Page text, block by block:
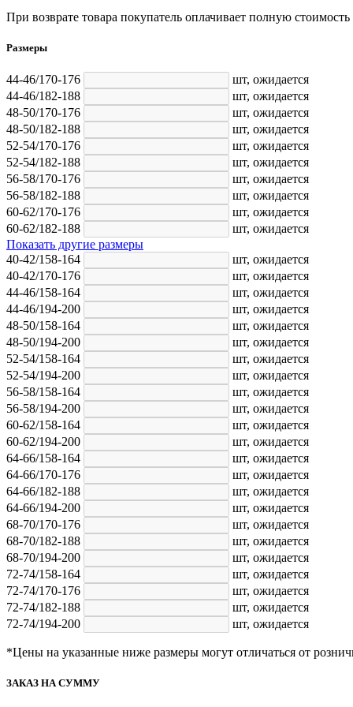
При возврате товара покупатель оплачивает полную
Размеры
44-46/170-176 шт, ожидается
44-46/182-188
шт, ожидается
48-50/170-176
шт, ожидается
48-50/182-188
шт, ожидается
52-54/170-176
шт, ожидается
52-54/182-188
шт, ожидается
56-58/170-176
шт, ожидается
56-58/182-188
шт, ожидается
60-62/170-176
шт, ожидается
60-62/182-188
шт, ожидается
Показать другие размеры
40-42/158-164
шт, ожидается
40-42/170-176
шт, ожидается
44-46/158-164
шт, ожидается
44-46/194-200
шт, ожидается
48-50/158-164
шт, ожидается
48-50/194-200
шт, ожидается
52-54/158-164
шт, ожидается
52-54/194-200
шт, ожидается
56-58/158-164
шт, ожидается
56-58/194-200
шт, ожидается
60-62/158-164
шт, ожидается
60-62/194-200
шт, ожидается
64-66/158-164
шт, ожидается
64-66/170-176
шт, ожидается
64-66/182-188
шт, ожидается
64-66/194-200
шт, ожидается
68-70/170-176
шт, ожидается
68-70/182-188
шт, ожидается
68-70/194-200
шт, ожидается
72-74/158-164
шт, ожидается
72-74/170-176
шт, ожидается
72-74/182-188
шт, ожидается
72-74/194-200
шт, ожидается
*Цены на указанные ниже размеры могут отличаться от
ЗАКАЗ НА СУММУ